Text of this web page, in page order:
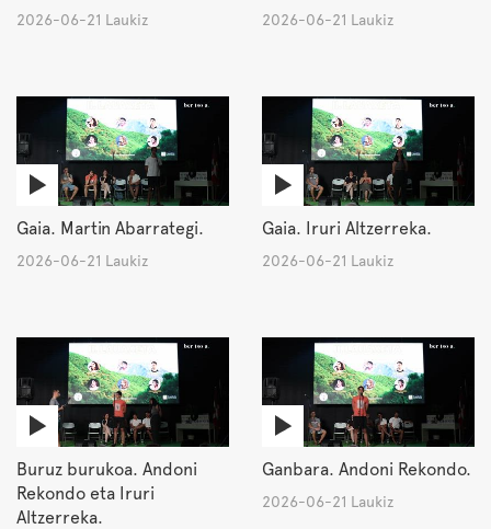
2026-06-21 Laukiz 2026-06-21 Laukiz
Gaia. Martin Abarrategi.
2026-06-21 Laukiz
Gaia. Iruri Altzerreka.
2026-06-21 Laukiz
Buruz burukoa. Andoni
Rekondo eta Iruri
Altzerreka.
Ganbara. Andoni Rekondo.
2026-06-21 Laukiz